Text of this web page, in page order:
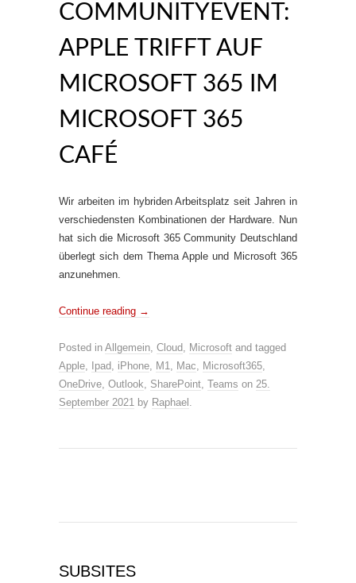
COMMUNITYEVENT:
APPLE TRIFFT AUF
MICROSOFT 365 IM
MICROSOFT 365
CAFÉ
Wir arbeiten im hybriden Arbeitsplatz seit Jahren in
verschiedensten Kombinationen der Hardware. Nun
hat sich die Microsoft 365 Community Deutschland
überlegt sich dem Thema Apple und Microsoft 365
anzunehmen.
Continue reading →
Posted in Allgemein, Cloud, Microsoft and tagged
Apple, Ipad, iPhone, M1, Mac, Microsoft365,
OneDrive, Outlook, SharePoint, Teams on 25.
September 2021 by Raphael .
SUBSITES